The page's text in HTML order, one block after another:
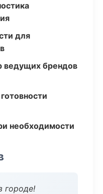
для
брендов
необходимости
городе!